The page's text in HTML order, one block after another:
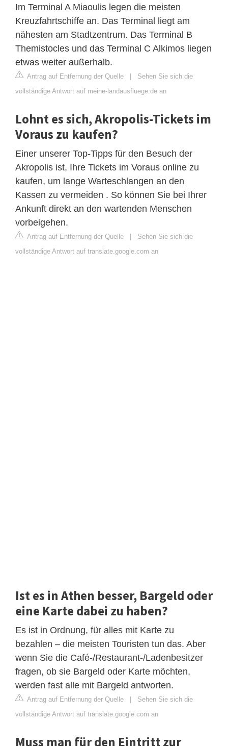
Im Terminal A Miaoulis legen die meisten
Kreuzfahrtschiffe an. Das Terminal liegt am
nähesten am Stadtzentrum. Das Terminal B
Themistocles und das Terminal C Alkimos liegen
etwas weiter außerhalb.
Antrag auf Entfernung der Quelle | Sehen Sie sich die
vollständige Antwort auf meine-landausfluege.de an
Lohnt es sich, Akropolis-Tickets im
Voraus zu kaufen?
Einer unserer Top-Tipps für den Besuch der
Akropolis ist, Ihre Tickets im Voraus online zu
kaufen, um lange Warteschlangen an den
Kassen zu vermeiden . So können Sie bei Ihrer
Ankunft direkt an den wartenden Menschen
vorbeigehen.
Antrag auf Entfernung der Quelle | Sehen Sie sich die
vollständige Antwort auf translate.google.com an
Ist es in Athen besser, Bargeld oder
eine Karte dabei zu haben?
Es ist in Ordnung, für alles mit Karte zu
bezahlen – die meisten Touristen tun das. Aber
wenn Sie die Café-/Restaurant-/Ladenbesitzer
fragen, ob sie Bargeld oder Karte möchten,
werden fast alle mit Bargeld antworten.
Antrag auf Entfernung der Quelle | Sehen Sie sich die
vollständige Antwort auf translate.google.com an
Muss man für den Eintritt zur